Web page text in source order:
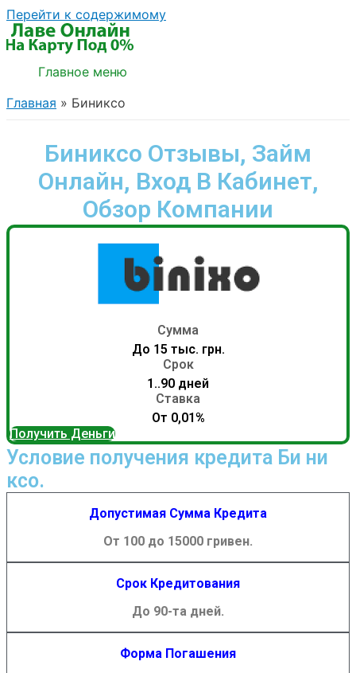
Перейти к содержимому
Главное меню
Главная
Биниксо
Биниксо Отзывы, Займ
Онлайн, Вход В Кабинет,
Обзор Компании
Сумма
До 15 тыс. грн.
Срок
1..90 дней
Ставка
От 0,01%
Получить Деньги
Условие получения кредита Би ни
ксо.
Допустимая Сумма Кредита
От 100 до 15000 гривен.
Срок Кредитования
До 90-та дней.
Форма Погашения